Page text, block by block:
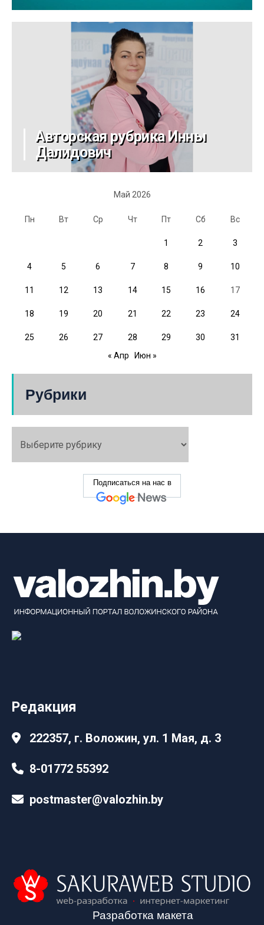
Авторская рубрика Инны
Далидович
Май 2026
Пн Вт Ср Чт Пт Сб Вс
1 2 3
4 5 6 7 8 9 10
11 12 13 14 15 16 17
18 19 20 21 22 23 24
25 26 27 28 29 30
31
« Апр
Июн »
Рубрики
Подписаться на нас в
Редакция
222357, г. Воложин, ул. 1 Мая, д. 3
8-01772 55392
postmaster@valozhin.by
Разработка макета